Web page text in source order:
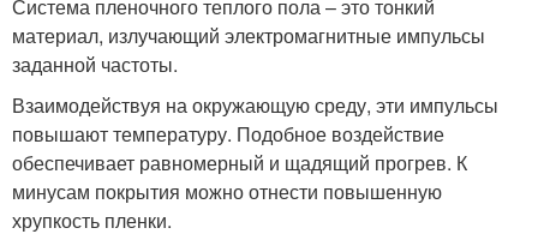
Система пленочного теплого пола – это тонкий
материал, излучающий электромагнитные импульсы
заданной частоты.
Взаимодействуя на окружающую среду, эти импульсы
повышают температуру. Подобное воздействие
обеспечивает равномерный и щадящий прогрев. К
минусам покрытия можно отнести повышенную
хрупкость пленки.